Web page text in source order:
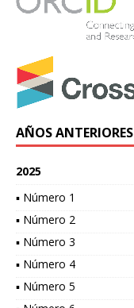
AÑOS ANTERIORES
2025
▪ Número 1
▪ Número 2
▪ Número 3
▪ Número 4
▪ Número 5